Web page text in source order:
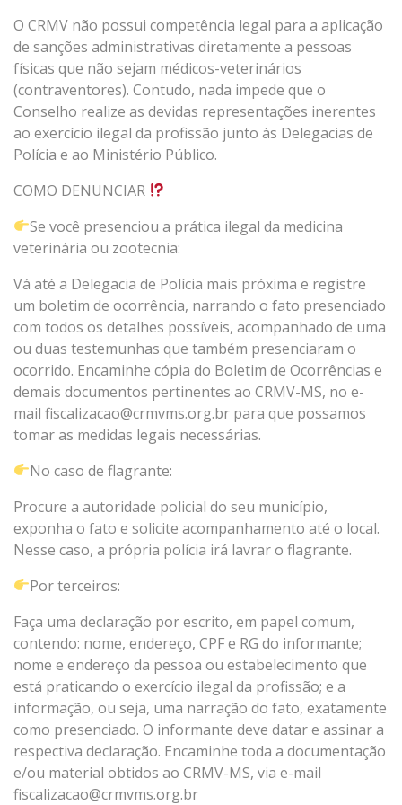
O CRMV não possui competência legal para a aplicação
de sanções administrativas diretamente a pessoas
físicas que não sejam médicos-veterinários
(contraventores). Contudo, nada impede que o
Conselho realize as devidas representações inerentes
ao exercício ilegal da profissão junto às Delegacias de
Polícia e ao Ministério Público.
COMO DENUNCIAR
Se você presenciou a prática ilegal da medicina
veterinária ou zootecnia:
Vá até a Delegacia de Polícia mais próxima e registre
um boletim de ocorrência, narrando o fato presenciado
com todos os detalhes possíveis, acompanhado de uma
ou duas testemunhas que também presenciaram o
ocorrido. Encaminhe cópia do Boletim de Ocorrências e
demais documentos pertinentes ao CRMV-MS, no e-
mail fiscalizacao@crmvms.org.br para que possamos
tomar as medidas legais necessárias.
No caso de flagrante:
Procure a autoridade policial do seu município,
exponha o fato e solicite acompanhamento até o local.
Nesse caso, a própria polícia irá lavrar o flagrante.
Por terceiros:
Faça uma declaração por escrito, em papel comum,
contendo: nome, endereço, CPF e RG do informante;
nome e endereço da pessoa ou estabelecimento que
está praticando o exercício ilegal da profissão; e a
informação, ou seja, uma narração do fato, exatamente
como presenciado. O informante deve datar e assinar a
respectiva declaração. Encaminhe toda a documentação
e/ou material obtidos ao CRMV-MS, via e-mail
fiscalizacao@crmvms.org.br